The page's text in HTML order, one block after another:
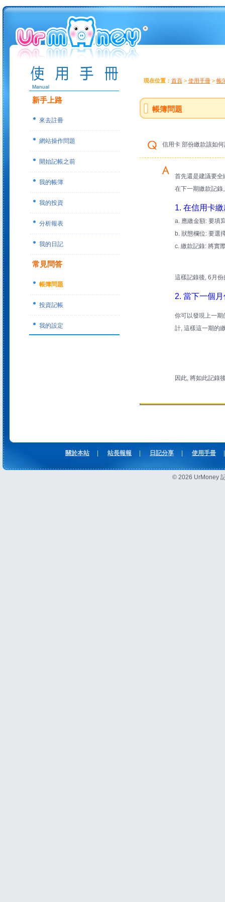
新手上路
來去註冊
網站操作問題
開始記帳之前
我的帳簿
我的投資
分析報表
我的日記
常見問答
帳簿問題
投資記帳
我的設定
現在位置： 首頁> 使用手冊> 帳
帳簿問題
信用卡 部份繳款該如
首先還是建議要
在下一期繳款記錄
1. 在信用卡
a. 應繳金額: 要填
b. 狀態欄位: 要選
c. 繳款記錄: 將實
這樣記錄後, 6月
2. 當下一個
你可以發現上一期
計, 這樣這一期的
因此, 將如此記錄
關於本站 站長報報 日記分享 使用手冊
© 2026 UrMoney